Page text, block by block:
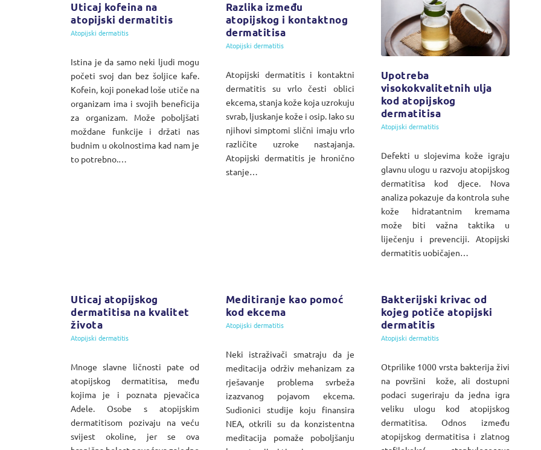
Uticaj kofeina na
atopijski dermatitis
Atopijski dermatitis
Istina je da samo neki ljudi mogu
početi svoj dan bez šoljice kafe.
Kofein, koji ponekad loše utiče na
organizam ima i svojih beneficija
za organizam. Može poboljšati
moždane funkcije i držati nas
budnim u okolnostima kad nam je
to potrebno.…
Razlika između
atopijskog i kontaktnog
dermatitisa
Atopijski dermatitis
Atopijski dermatitis i kontaktni
dermatitis su vrlo česti oblici
ekcema, stanja kože koja uzrokuju
svrab, ljuskanje kože i osip. Iako su
njihovi simptomi slični imaju vrlo
različite uzroke nastajanja.
Atopijski dermatitis je hronično
stanje…
Upotreba
visokokvalitetnih ulja
kod atopijskog
dermatitisa
Atopijski dermatitis
Defekti u slojevima kože igraju
glavnu ulogu u razvoju atopijskog
dermatitisa kod djece. Nova
analiza pokazuje da kontrola suhe
kože hidratantnim kremama
može biti važna taktika u
liječenju i prevenciji. Atopijski
dermatitis uobičajen…
Uticaj atopijskog
dermatitisa na kvalitet
života
Atopijski dermatitis
Mnoge slavne ličnosti pate od
atopijskog dermatitisa, među
kojima je i poznata pjevačica
Adele. Osobe s atopijskim
dermatitisom pozivaju na veću
svijest okoline, jer se ova
Meditiranje kao pomoć
kod ekcema
Atopijski dermatitis
Neki istraživači smatraju da je
meditacija održiv mehanizam za
rješavanje problema svrbeža
izazvanog pojavom ekcema.
Sudionici studije koju finansira
NEA, otkrili su da konzistentna
meditacija pomaže poboljšanju
Bakterijski krivac od
kojeg potiče atopijski
dermatitis
Atopijski dermatitis
Otprilike 1000 vrsta bakterija živi
na površini kože, ali dostupni
podaci sugeriraju da jedna igra
veliku ulogu kod atopijskog
dermatitisa. Odnos između
atopijskog dermatitisa i zlatnog